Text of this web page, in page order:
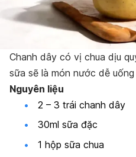
Chanh dây có vị chua dịu
sữa sẽ là món nước dễ
Nguyên liệu
2 – 3 trái chanh dây
30ml sữa đặc
1 hộp sữa chua